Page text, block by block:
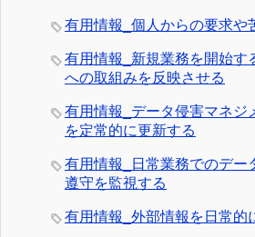
有用情報_個人からの要求や
有用情報_新規業務を開始す
への取組みを反映させる
有用情報_データ侵害マネジ
を定常的に更新する
有用情報_日常業務でのデー
遵守を監視する
有用情報_外部情報を日常的